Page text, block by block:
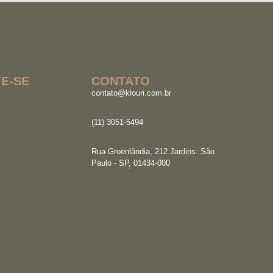
SE CONTATO
contato@klouri.com.br
(11) 3051-5494
Rua Groenlândia, 212 Jardins. São
Paulo - SP, 01434-000